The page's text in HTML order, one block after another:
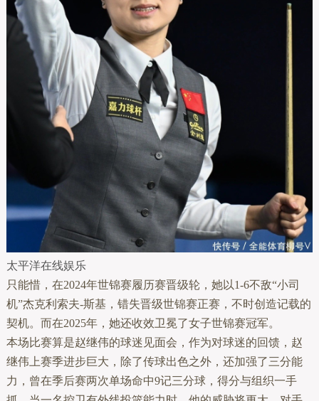
太平洋在线娱乐
只能惜，在2024年世锦赛履历赛晋级轮，她以1-6不敌“小司
机”杰克利索夫-斯基，错失晋级世锦赛正赛，不时创造记载的
契机。而在2025年，她还收效卫冕了女子世锦赛冠军。
本场比赛算是赵继伟的球迷见面会，作为对球迷的回馈，赵
继伟上赛季进步巨大，除了传球出色之外，还加强了三分能
力，曾在季后赛两次单场命中9记三分球，得分与组织一手